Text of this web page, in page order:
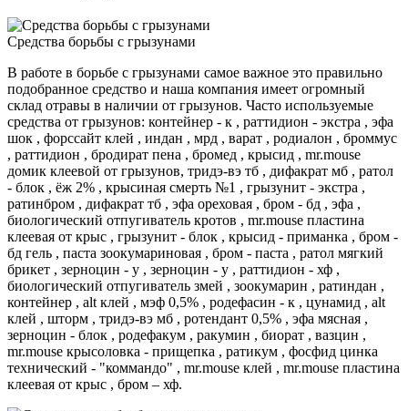
Средства борьбы с грызунами
В работе в борьбе с грызунами самое важное это правильно
подобранное средство и наша компания имеет огромный
склад отравы в наличии от грызунов. Часто используемые
средства от грызунов: контейнер - к , раттидион - экстра , эфа
шок , форссайт клей , индан , мрд , варат , родиалон , броммус
, раттидион , бродират пена , бромед , крысид , mr.mouse
домик клеевой от грызунов, тридэ-вэ тб , дифакрат мб , ратол
- блок , ёж 2% , крысиная смерть №1 , грызунит - экстра ,
ратинбром , дифакрат тб , эфа ореховая , бром - бд , эфа ,
биологический отпугиватель кротов , mr.mouse пластина
клеевая от крыс , грызунит - блок , крысид - приманка , бром -
бд гель , паста зоокумариновая , бром - паста , ратол мягкий
брикет , зерноцин - у , зерноцин - у , раттидион - хф ,
биологический отпугиватель змей , зоокумарин , ратиндан ,
контейнер , alt клей , мэф 0,5% , родефасин - к , цунамид , alt
клей , шторм , тридэ-вэ мб , ротендант 0,5% , эфа мясная ,
зерноцин - блок , родефакум , ракумин , биорат , вазцин ,
mr.mouse крысоловка - прищепка , ратикум , фосфид цинка
технический - "коммандо" , mr.mouse клей , mr.mouse пластина
клеевая от крыс , бром – хф.